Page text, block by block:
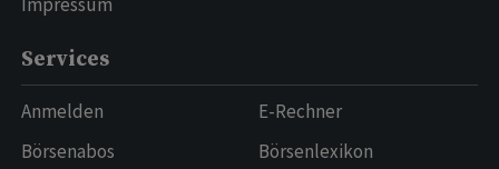
Services
Anmelden
Börsenabos
E-Rechner
Börsenlexikon